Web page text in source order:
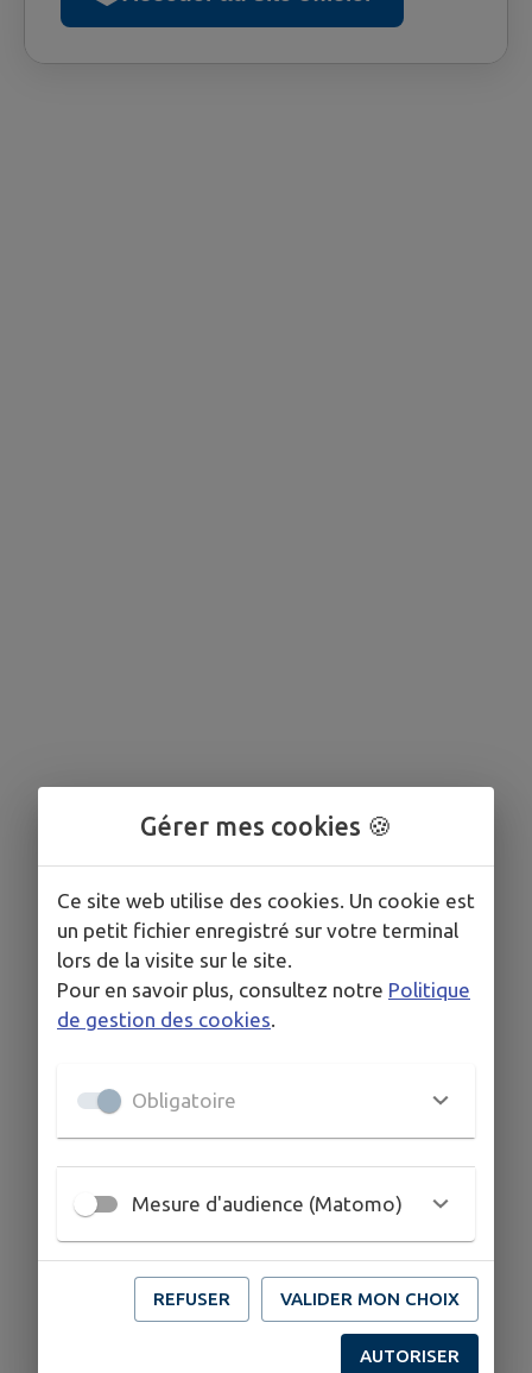
Gérer mes cookies 🍪
Ce site web utilise des cookies. Un cookie est
un petit fichier enregistré sur votre terminal
lors de la visite sur le site.
Pour en savoir plus, consultez notre Politique
de gestion des cookies
Obligatoire
Mesure d'audience (Matomo)
REFUSER VALIDER MON CHOIX
AUTORISER